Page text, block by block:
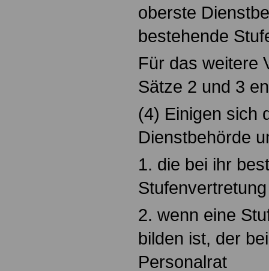
oberste
bestehende
Für das weitere
Sätze 2 und 3
(4) Einigen sich
Dienstbehörde
1. die bei ihr
2. wenn eine
bilden ist, der
Personalrat